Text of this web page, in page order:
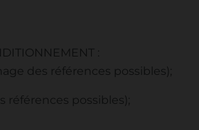
:
des références possibles);
références possibles);